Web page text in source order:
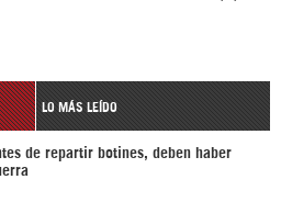
LO MÁS LEÍDO
de repartir botines, deben haber